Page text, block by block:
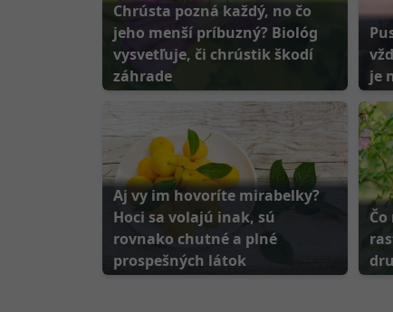
Chrústa pozná každý, no čo
jeho menší príbuzný? Biológ
vysvetľuje, či chrústik škodí
záhrade
je
Aj vy im hovoríte mirabelky?
Hoci sa volajú inak, sú
rovnako chutné a plné
prospešných látok